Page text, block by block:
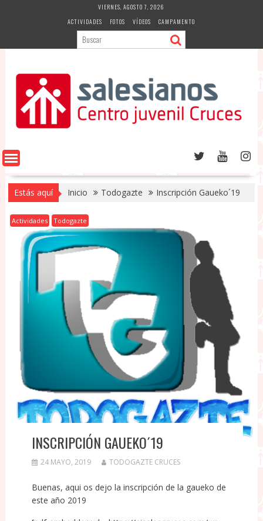
VIERNES, AGOSTO 7, 2026
ACTIVIDADES
FOTOS VÍDEOS CAMPAMENTO
Estás aquí Inicio Todogazte Inscripción Gaueko´19
Actividades Todogazte
INSCRIPCIÓN GAUEKO´19
24 MAYO, 2019 TODOGAZTE CRUCES
Buenas, aqui os dejo la inscripción de la gaueko de
este año 2019